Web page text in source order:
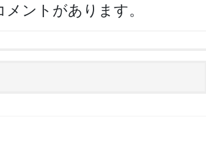
ントがあります。